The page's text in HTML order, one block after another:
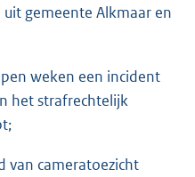
gemeente Alkmaar en
weken een incident
het strafrechtelijk
van cameratoezicht